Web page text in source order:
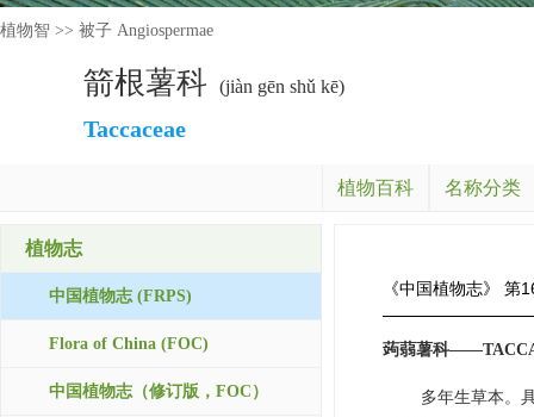
植物智 >> 被子 Angiospermae
箭根薯科 (jiàn gēn shǔ kē)
Taccaceae
植物百科 名称分类
植物志
中国植物志 (FRPS)
Flora of China (FOC)
中国植物志（修订版，FOC）
《中国植物志》 第
蒟蒻薯科
多年生草本。